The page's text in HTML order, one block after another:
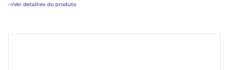
Ver detalhes do produto